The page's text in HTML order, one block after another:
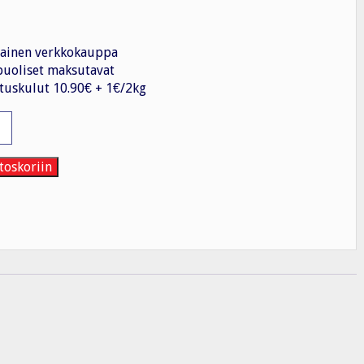
verkkokauppa
maksutavat
10.90€ + 1€/2kg